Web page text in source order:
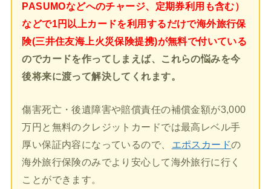
PASUMOなどへのチャージ、定期券利用も含む）
などで1円以上カードを利用するだけで海外旅行保
険(三井住友海上火災保険提携)が無料で付いている
のでカードを作ってしまえば、これらの悩みを今
後将来に渡って解決してくれます。
傷害死亡・後遺障害や賠償責任の補償金額が3,000
万円と無料のクレジットカードでは最高レベル手
厚い保証内容になっているので、
エポスカードの
海外旅行保険のみでより安心して海外旅行に行く
ことができます。